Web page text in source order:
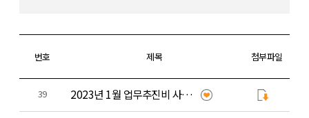
번호 제목 첨부파일
39 2023년 1월 업무추진비 사용 내역